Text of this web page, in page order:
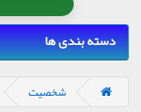
دسته بندی ها
شخصیت